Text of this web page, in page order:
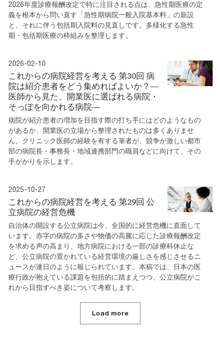
2026年度診療報酬改定で特に注目される点は、急性期医療の定
義を根本から問い直す「急性期病院一般入院基本料」の新設
と、それに伴う包括期入院料の見直しです。多様化する急性
期・包括期医療の枠組みを整理します。
2026-02-10
これからの病院経営を考える 第30回 病
院は紹介患者をどう集めればよいか？―
医師から見た、開業医に選ばれる病院・
そっぽを向かれる病院―
病院が紹介患者の増加を目指す際の打ち手にはどのようなもの
があるか、開業医の立場から整理されたものは多くありませ
ん。クリニック医師の経験を有する筆者が、競争が激しい都市
部の病院長・事務長・地域連携部門の職員などに向けて、その
手がかりを示します。
2025-10-27
これからの病院経営を考える 第29回 公
立病院の経営危機
自治体の開設する公立病院は今、全国的に経営危機に直面して
います。赤字の病院の多さや物価の高騰に応じた診療報酬改定
を求める声の高まり、地方病院における一部の診療科休止な
ど、公立病院の置かれている経営環境の厳しさを感じさせるニ
ュースが連日のように報じられています。本稿では、日本の医
療行政が抱えている課題を包括的に踏まえつつ、公立病院がこ
れから目指すべき姿について考察します。
Load more